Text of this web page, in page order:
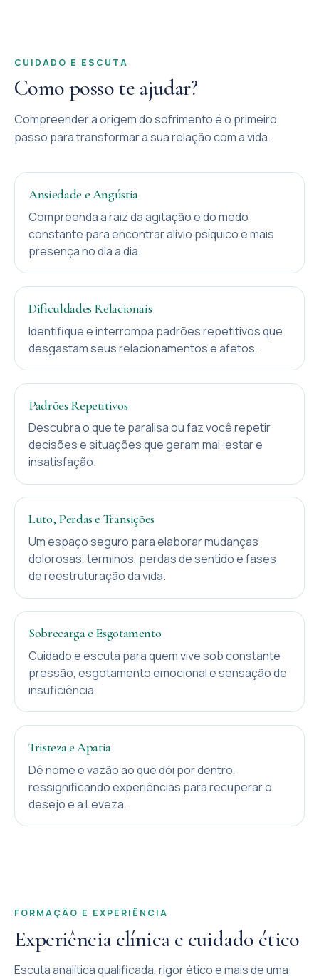
CUIDADO E ESCUTA
Como posso te ajudar?
Compreender a origem do sofrimento é o primeiro
passo para transformar a sua relação com a vida.
Ansiedade e Angústia
Compreenda a raiz da agitação e do medo
constante para encontrar alívio psíquico e mais
presença no dia a dia.
Dificuldades Relacionais
Identifique e interrompa padrões repetitivos que
desgastam seus relacionamentos e afetos.
Padrões Repetitivos
Descubra o que te paralisa ou faz você repetir
decisões e situações que geram mal-estar e
insatisfação.
Luto, Perdas e Transições
Um espaço seguro para elaborar mudanças
dolorosas, términos, perdas de sentido e fases
de reestruturação da vida.
Sobrecarga e Esgotamento
Cuidado e escuta para quem vive sob constante
pressão, esgotamento emocional e sensação de
insuficiência.
Tristeza e Apatia
Dê nome e vazão ao que dói por dentro,
ressignificando experiências para recuperar o
desejo e a Leveza.
FORMAÇÃO E EXPERIÊNCIA
Experiência clínica e cuidado ético
Escuta analítica qualificada, rigor ético e mais de uma